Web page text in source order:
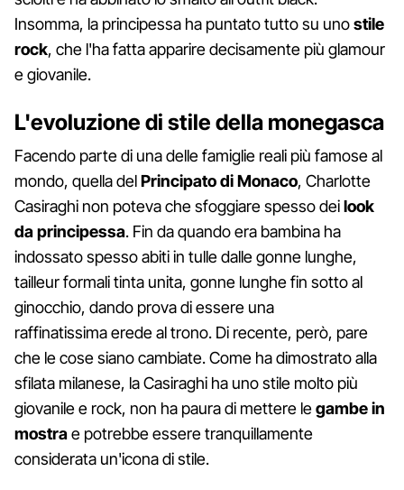
Insomma, la principessa ha puntato tutto su unostile
rock, che l'ha fatta apparire decisamente più glamour
e giovanile.
L'evoluzione di stile della monegasca
Facendo parte di una delle famiglie reali più famose al
mondo, quella delPrincipato di Monaco, Charlotte
Casiraghi non poteva che sfoggiare spesso deilook
da principessa. Fin da quando era bambina ha
indossato spesso abiti in tulle dalle gonne lunghe,
tailleur formali tinta unita, gonne lunghe fin sotto al
ginocchio, dando prova di essere una
raffinatissima erede al trono. Di recente, però, pare
che le cose siano cambiate. Come ha dimostrato alla
sfilata milanese, la Casiraghi ha uno stile molto più
giovanile e rock, non ha paura di mettere legambe in
mostrae potrebbe essere tranquillamente
considerata un'icona di stile.